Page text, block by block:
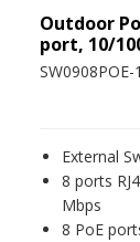
Outdoor
port, 10/
External
8 ports
Mbps
8 PoE